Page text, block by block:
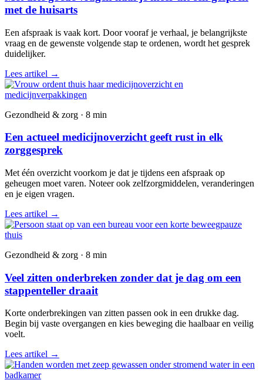
met de huisarts
Een afspraak is vaak kort. Door vooraf je verhaal, je belangrijkste
vraag en de gewenste volgende stap te ordenen, wordt het gesprek
duidelijker.
Lees artikel →
Gezondheid & zorg · 8 min
Een actueel medicijnoverzicht geeft rust in elk
zorggesprek
Met één overzicht voorkom je dat je tijdens een afspraak op
geheugen moet varen. Noteer ook zelfzorgmiddelen, veranderingen
en je eigen vragen.
Lees artikel →
Gezondheid & zorg · 8 min
Veel zitten onderbreken zonder dat je dag om een
stappenteller draait
Korte onderbrekingen van zitten passen ook in een drukke dag.
Begin bij vaste overgangen en kies beweging die haalbaar en veilig
voelt.
Lees artikel →